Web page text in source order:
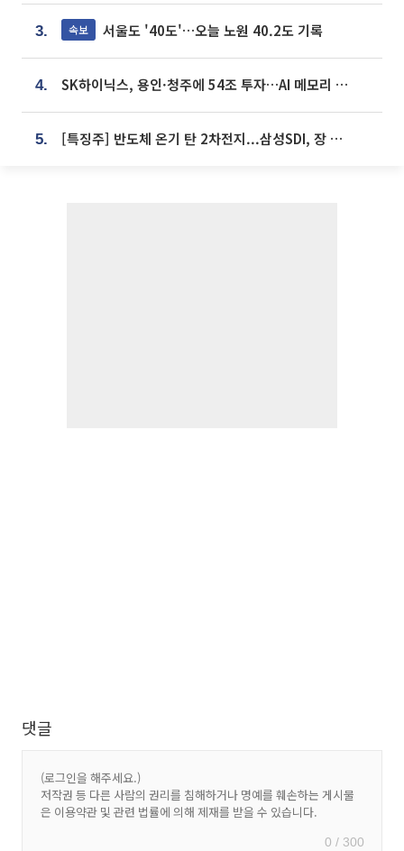
3. 속보 서울도 '40도'…오늘 노원 40.2도 기록
4. SK하이닉스, 용인·청주에 54조 투자…AI 메모리 생산기지 키운다
5. [특징주] 반도체 온기 탄 2차전지...삼성SDI, 장 초반 7% 넘게 껑충
댓글
0 / 300